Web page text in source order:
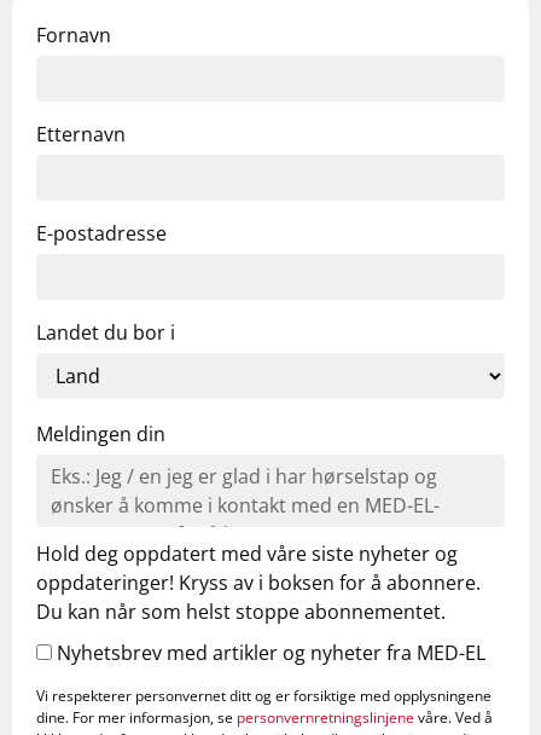
Fornavn
Etternavn
E-postadresse
Landet du bor i
Meldingen din
Hold deg oppdatert med våre siste nyheter og
oppdateringer! Kryss av i boksen for å abonnere.
Du kan når som helst stoppe abonnementet.
Nyhetsbrev med artikler og nyheter fra MED-EL
Vi respekterer personvernet ditt og er forsiktige med opplysningene
dine. For mer informasjon, se personvernretningslinjene våre. Ved å